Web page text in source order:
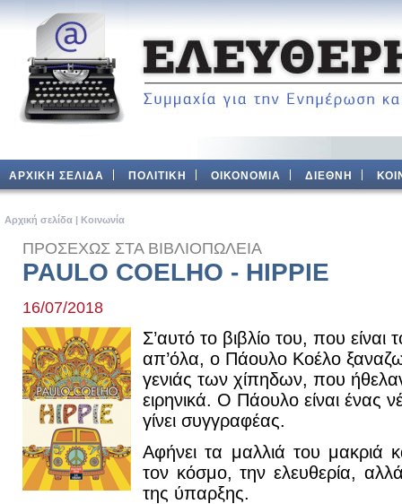
ΑΡΧΙΚΗ ΣΕΛΙΔΑ ΠΟΛΙΤΙΚΗ ΟΙΚΟΝΟΜΙΑ ΔΙΕΘΝΗ
Aρχική σελίδα | Κοινωνία
ΠΡΟΣΕΧΩΣ ΣΤΑ ΒΙΒΛΙΟΠΩΛΕΙΑ
PAULO COELHO - HIPPIE
16/07/2018
Σ’αυτό το βιβλίο του, που είναι
απ’όλα, ο Πάουλο Κοέλο
γενιάς των χίπηδων, που
ειρηνικά. Ο Πάουλο είναι ένας
γίνει συγγραφέας.
Αφήνει τα μαλλιά του μακριά
τον κόσμο, την ελευθερία,
της ύπαρξης.